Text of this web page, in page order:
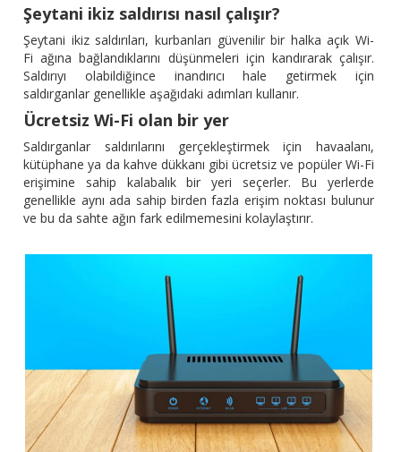
Şeytani ikiz saldırısı nasıl çalışır?
Şeytani ikiz saldırıları, kurbanları güvenilir bir halka açık Wi-
Fi ağına bağlandıklarını düşünmeleri için kandırarak çalışır.
Saldırıyı olabildiğince inandırıcı hale getirmek için
saldırganlar genellikle aşağıdaki adımları kullanır.
Ücretsiz Wi-Fi olan bir yer
Saldırganlar saldırılarını gerçekleştirmek için havaalanı,
kütüphane ya da kahve dükkanı gibi ücretsiz ve popüler Wi-Fi
erişimine sahip kalabalık bir yeri seçerler. Bu yerlerde
genellikle aynı ada sahip birden fazla erişim noktası bulunur
ve bu da sahte ağın fark edilmemesini kolaylaştırır.